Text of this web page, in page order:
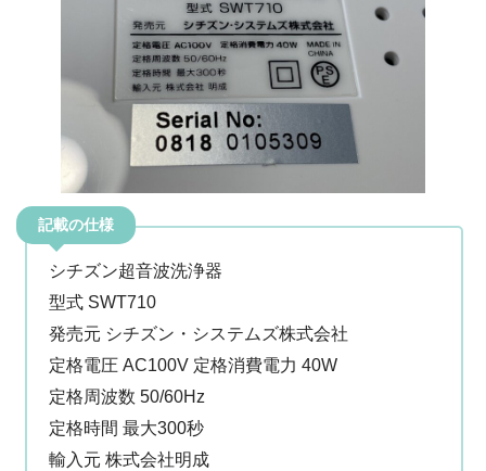
記載の仕様
シチズン超音波洗浄器
型式 SWT710
発売元 シチズン・システムズ株式会社
定格電圧 AC100V 定格消費電力 40W
定格周波数 50/60Hz
定格時間 最大300秒
輸入元 株式会社明成